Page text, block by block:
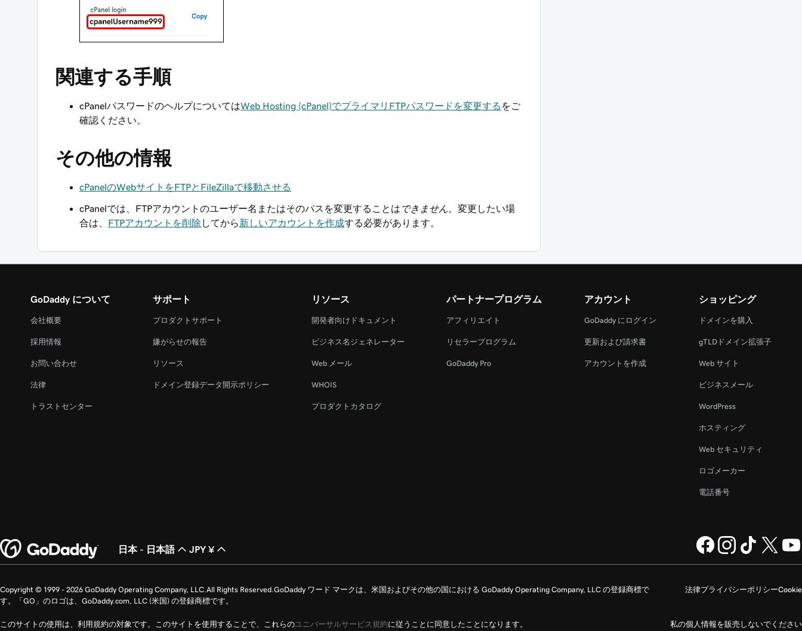
関連する手順
cPanelパスワードのヘルプについてはWeb Hosting (cPanel)でプライマリFTPパスワードを変更する をご
確認ください。
その他の情報
cPanelのWebサイトをFTPとFileZillaで移動させる
cPanelでは、FTPアカウントのユーザー名またはそのパスを変更することは できません
。変更したい場
合は、 FTPアカウントを削除 してから新しいアカウントを作成する必要があります。
GoDaddy について
会社概要
採用情報
お問い合わせ
法律
トラストセンター
サポート
プロダクトサポート
嫌がらせの報告
リソース
ドメイン登録データ開示ポリシー
リソース
開発者向けドキュメント
ビジネス名ジェネレーター
Web メール
WHOIS
プロダクトカタログ
パートナープログラム
アフィリエイト
リセラープログラム
GoDaddy Pro
アカウント
GoDaddy にログイン
更新および請求書
アカウントを作成
ショッピング
ドメインを購入
gTLDドメイン拡張子
Web サイト
ビジネスメール
WordPress
ホスティング
Web セキュリティ
ロゴメーカー
電話番号
日本 - 日本語 JPY ¥
法律プライバシーポリシーCookie
私の個人情報を販売しないでください
Copyright © 1999 - 2026 GoDaddy Operating Company, LLC.All Rights Reserved.GoDaddy ワード マークは、米国およびその他の国における GoDaddy Operating Company, LLC の登録商標で
す。「GO」のロゴは、GoDaddy.com, LLC (米国) の登録商標です。
このサイトの使用は、利用規約の対象です。このサイトを使用することで、これらのユニバーサルサービス規約に従うことに同意したことになります。